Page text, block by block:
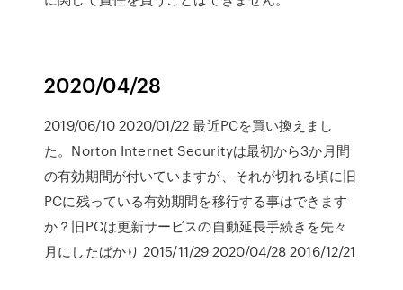
2020/04/28
2019/06/10 2020/01/22 最近PCを買い換えまし
た。Norton Internet Securityは最初から3か月間
の有効期間が付いていますが、それが切れる頃に旧
PCに残っている有効期間を移行する事はできます
か？旧PCは更新サービスの自動延長手続きを先々
月にしたばかり 2015/11/29 2020/04/28 2016/12/21